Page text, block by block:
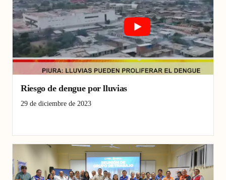
Riesgo de dengue por lluvias
29 de diciembre de 2023